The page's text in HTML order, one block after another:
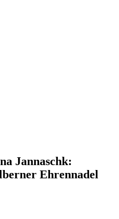
Jannaschk:
Ehrennadel